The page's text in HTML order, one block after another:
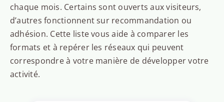
chaque mois. Certains sont ouverts aux visiteurs,
d’autres fonctionnent sur recommandation ou
adhésion. Cette liste vous aide à comparer les
formats et à repérer les réseaux qui peuvent
correspondre à votre manière de développer votre
activité.